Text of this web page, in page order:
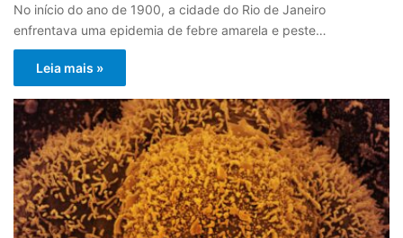
No início do ano de 1900, a cidade do Rio de Janeiro
enfrentava uma epidemia de febre amarela e peste…
Leia mais »